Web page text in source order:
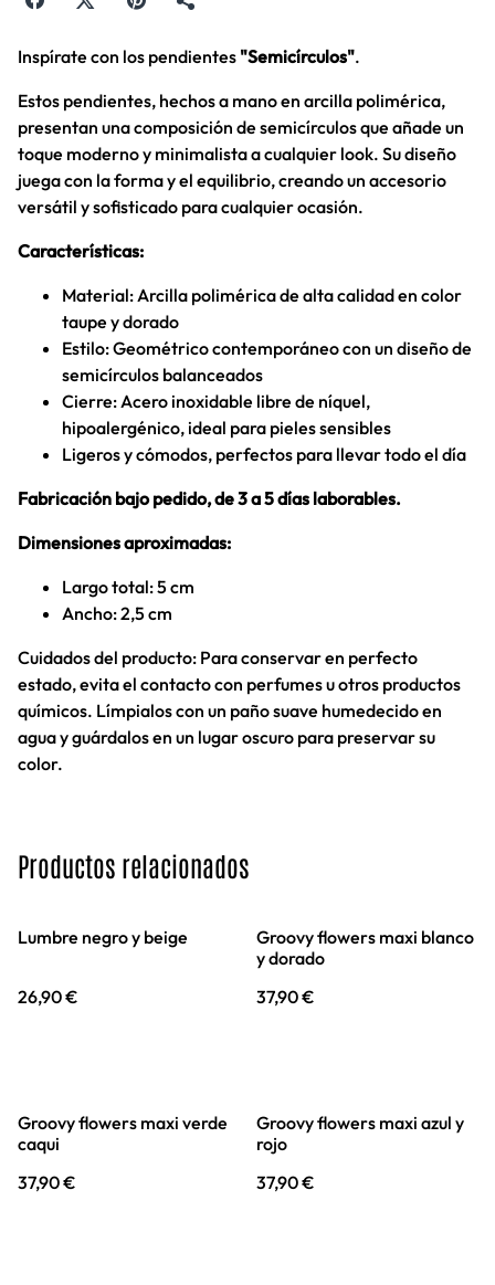
Inspírate con los pendientes "Semicírculos".
Estos pendientes, hechos a mano en arcilla polimérica,
presentan una composición de semicírculos que añade un
toque moderno y minimalista a cualquier look. Su diseño
juega con la forma y el equilibrio, creando un accesorio
versátil y sofisticado para cualquier ocasión.
Características:
Material: Arcilla polimérica de alta calidad en color
taupe y dorado
Estilo: Geométrico contemporáneo con un diseño de
semicírculos balanceados
Cierre: Acero inoxidable libre de níquel,
hipoalergénico, ideal para pieles sensibles
Ligeros y cómodos, perfectos para llevar todo el día
Fabricación bajo pedido, de 3 a 5 días laborables.
Dimensiones aproximadas:
Largo total: 5 cm
Ancho: 2,5 cm
Cuidados del producto: Para conservar en perfecto
estado, evita el contacto con perfumes u otros productos
químicos. Límpialos con un paño suave humedecido en
agua y guárdalos en un lugar oscuro para preservar su
color.
Productos relacionados
Lumbre negro y beige
26,90 €
Groovy flowers maxi blanco
y dorado
37,90 €
Groovy flowers maxi verde
caqui
37,90 €
Groovy flowers maxi azul y
rojo
37,90 €